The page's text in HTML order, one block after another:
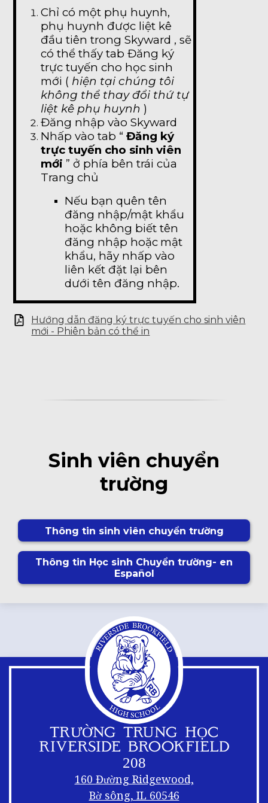
Chỉ có một phụ huynh,
phụ huynh được liệt kê
đầu tiên trong Skyward , sẽ
có thể thấy tab Đăng ký
trực tuyến cho học sinh
mới ( hiện tại chúng tôi
không thể thay đổi thứ tự
liệt kê phụ huynh )
Đăng nhập vào Skyward
Nhấp vào tab “Đăng ký
trực tuyến cho sinh viên
mới ” ở phía bên trái của
Trang chủ
Nếu bạn quên tên
đăng nhập/mật khẩu
hoặc không biết tên
đăng nhập hoặc mật
khẩu, hãy nhấp vào
liên kết đặt lại bên
dưới tên đăng nhập.
Hướng dẫn đăng ký trực tuyến cho sinh viên
mới - Phiên bản có thể in
Sinh viên chuyển
trường
Thông tin sinh viên chuyển trường
Thông tin Học sinh Chuyển trường- en
Español
TRƯỜNG TRUNG HỌC
RIVERSIDE BROOKFIELD
208
160 Đường Ridgewood,
Bờ sông, IL 60546